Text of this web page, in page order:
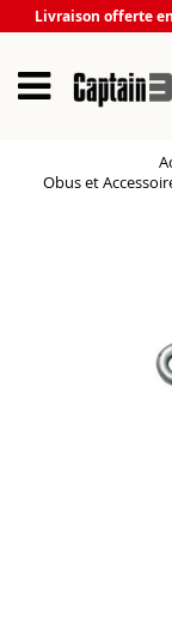
Livraison offerte
Obus et